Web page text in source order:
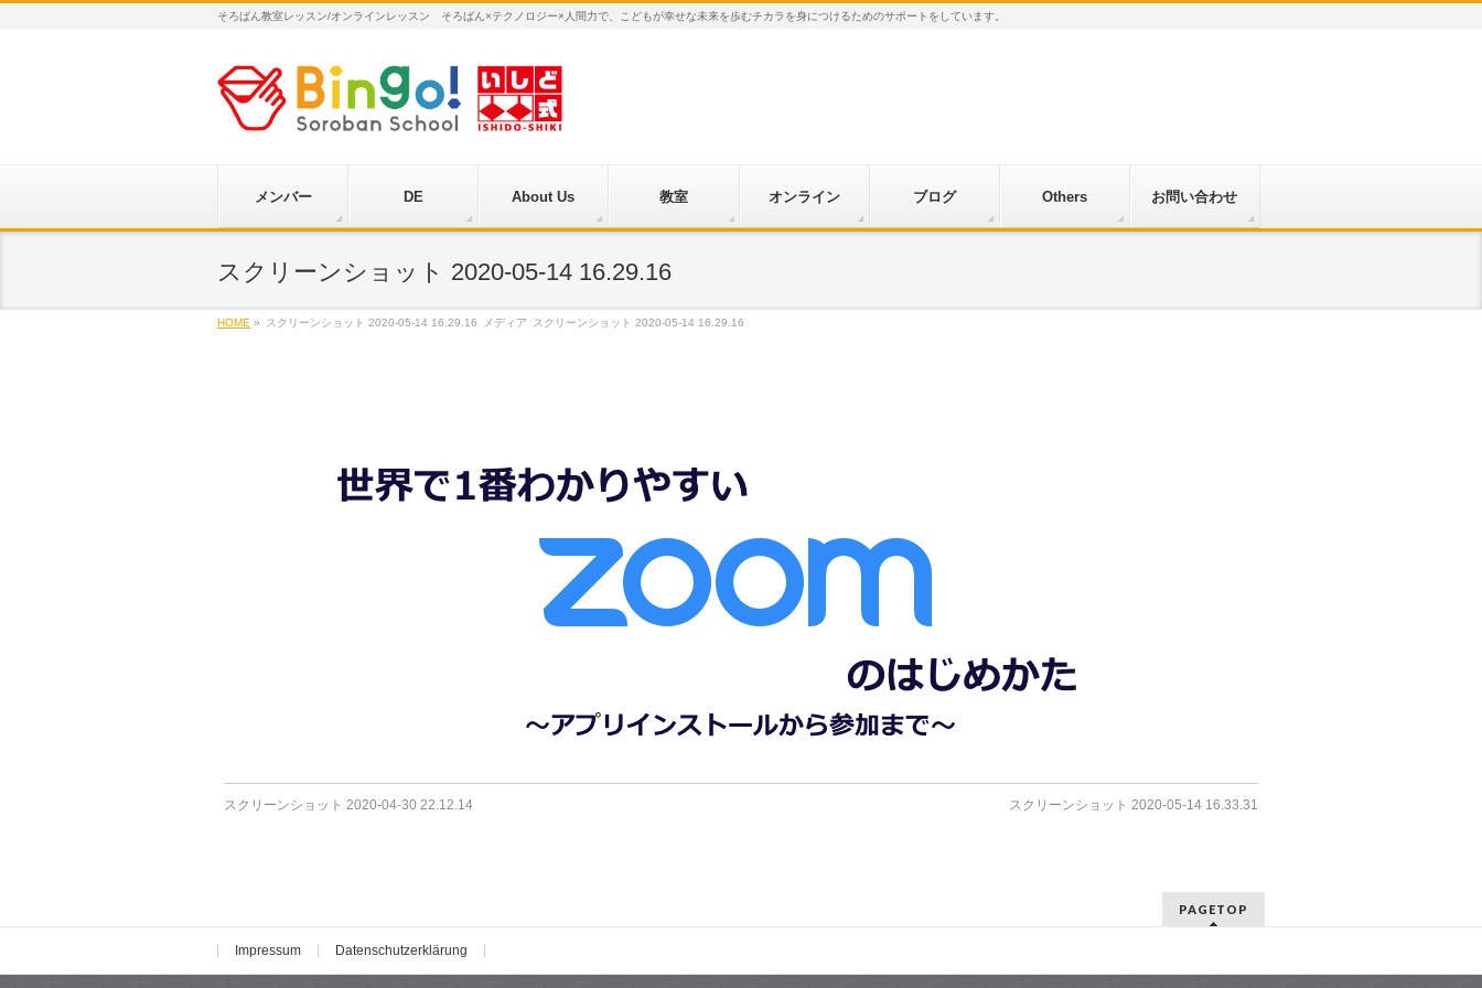
そろばん教室レッスン/オンラインレッスン そろばん×テクノロジー×人間力で、こどもが幸せな未来を歩むチカラを身につけるためのサポートをしています。
メンバー DE About Us 教室 オンライン ブログ Others お問い合わせ
スクリーンショット 2020-05-14 16.29.16
HOME » スクリーンショット 2020-05-14 16.29.16 メディア スクリーンショット 2020-05-14 16.29.16
スクリーンショット 2020-04-30 22.12.14 スクリーンショット 2020-05-14 16.33.31
PAGETOP
Impressum Datenschutzerklärung